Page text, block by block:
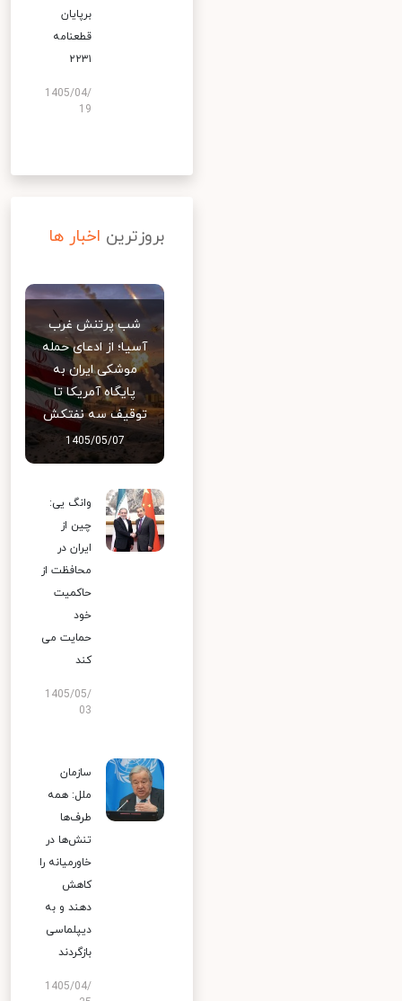
برپایان
قطعنامه
۲۲۳۱
1405/04/
19
بروزترین اخبار ها
شب پرتنش غرب
آسیا؛ از ادعای حمله
موشکی ایران به
پایگاه آمریکا تا
توقیف سه نفتکش
1405/05/07
وانگ یی:
چین از
ایران در
محافظت از
حاکمیت
خود
حمایت می
کند
1405/05/
03
سازمان
ملل: همه
طرف‌ها
تنش‌ها در
خاورمیانه را
کاهش
دهند و به
دیپلماسی
بازگردند
1405/04/